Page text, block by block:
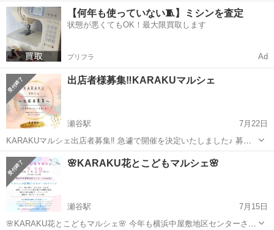
んとおやつでつくられます。 だからこそ「安心して食べられる手作り
おやつ」が大切🌿 この教室では、 米粉のふわふわシフォンケーキを
アロマの香り と ミネラル...
神奈川 横浜市 瀬谷駅
【何年も使っていない🧵】ミシンを査定
状態が悪くてもOK！最大限買取します
プリフラ Ad
出店者様募集‼️KARAKUマルシェ
瀬谷駅
7月22日
KARAKUマルシェ出店者募集‼️ 急遽で開催を決定いたしました♪ 募集
期間7月22日(火)18:00〜7月31日(木)23:59 2025年10月4日(土)・5日(日)
2日間のマルシェ出店募集♪ 瀬谷駅前❗️屋内❗...
神奈川 横浜市 その他 マルシェ
🌸KARAKU花とこどもマルシェ🌸
瀬谷駅
7月15日
🌸KARAKU花とこどもマルシェ🌸 今年も横浜中屋敷地区センターさん